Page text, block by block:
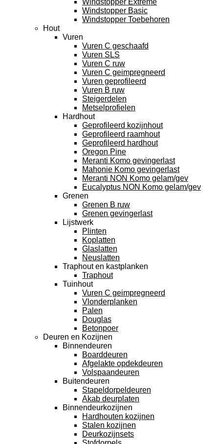
Windstopper Extreme
Windstopper Basic
Windstopper Toebehoren
Hout
Vuren
Vuren C geschaafd
Vuren SLS
Vuren C ruw
Vuren C geimpregneerd
Vuren geprofileerd
Vuren B ruw
Steigerdelen
Metselprofielen
Hardhout
Geprofileerd kozijnhout
Geprofileerd raamhout
Geprofileerd hardhout
Oregon Pine
Meranti Komo gevingerlast
Mahonie Komo gevingerlast
Meranti NON Komo gelam/gev
Eucalyptus NON Komo gelam/gev
Grenen
Grenen B ruw
Grenen gevingerlast
Lijstwerk
Plinten
Koplatten
Glaslatten
Neuslatten
Traphout en kastplanken
Traphout
Tuinhout
Vuren C geimpregneerd
Vlonderplanken
Palen
Douglas
Betonpoer
Deuren en Kozijnen
Binnendeuren
Boarddeuren
Afgelakte opdekdeuren
Volspaandeuren
Buitendeuren
Stapeldorpeldeuren
Akab deurplaten
Binnendeurkozijnen
Hardhouten kozijnen
Stalen kozijnen
Deurkozijnsets